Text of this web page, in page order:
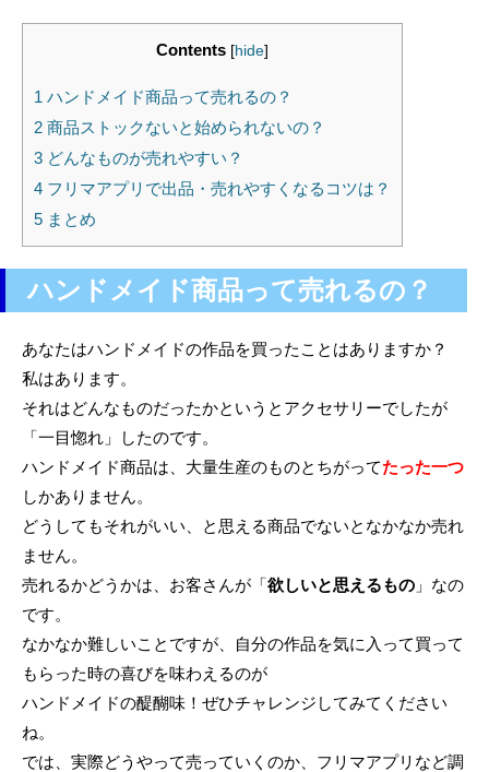
Contents [hide]
1 ハンドメイド商品って売れるの？
2 商品ストックないと始められないの？
3 どんなものが売れやすい？
4 フリマアプリで出品・売れやすくなるコツは？
5 まとめ
ハンドメイド商品って売れるの？
あなたはハンドメイドの作品を買ったことはありますか？
私はあります。
それはどんなものだったかというとアクセサリーでしたが
「一目惚れ」したのです。
ハンドメイド商品は、大量生産のものとちがってたった一つ
しかありません。
どうしてもそれがいい、と思える商品でないとなかなか売れ
ません。
売れるかどうかは、お客さんが「欲しいと思えるもの 」なの
です。
なかなか難しいことですが、自分の作品を気に入って買って
もらった時の喜びを味わえるのが
ハンドメイドの醍醐味！ぜひチャレンジしてみてください
ね。
では、実際どうやって売っていくのか、フリマアプリなど調